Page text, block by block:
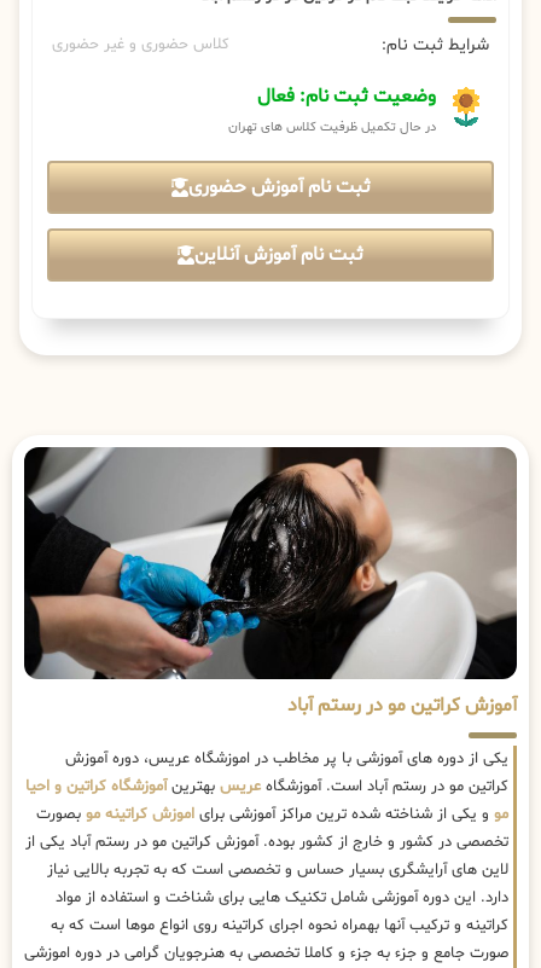
شرایط ثبت نام: کلاس حضوری و غیر حضوری
وضعیت ثبت نام: فعال
در حال تکمیل ظرفیت کلاس های تهران
ثبت نام آموزش حضوری
ثبت نام آموزش آنلاین
آموزش کراتین مو در رستم آباد
یکی از دوره های آموزشی با پر مخاطب در اموزشگاه عریس، دوره آموزش
کراتین مو در رستم آباد است. آموزشگاه عریس بهترینآموزشگاه کراتین و احیا
مو و یکی از شناخته شده ترین مراکز آموزشی برای اموزش کراتینه مو بصورت
تخصصی در کشور و خارج از کشور بوده. آموزش کراتین مو در رستم آباد یکی از
لاین های آرایشگری بسیار حساس و تخصصی است که به تجربه بالایی نیاز
دارد. این دوره آموزشی شامل تکنیک هایی برای شناخت و استفاده از مواد
کراتینه و ترکیب آنها بهمراه نحوه اجرای کراتینه روی انواع موها است که به
صورت جامع و جزء به جزء و کاملا تخصصی به هنرجویان گرامی در دوره اموزشی